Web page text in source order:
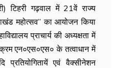
टिहरी गढ़वाल में 21वें राज्य
महोत्सव” का आयोजन किया
प्राचार्य की अध्यक्षता में
एन०एस०एस० के तत्वाधान में
एवं वैक्सीनेशन